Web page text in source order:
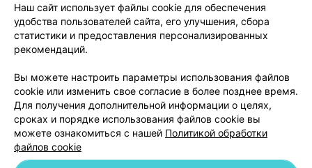
Вакансии
Партнеры
Написать руководителю 103.by
Обработка персональных данных
Наш сайт использует файлы cookie для обеспечения
удобства пользователей сайта, его улучшения, сбора
статистики и предоставления персонализированных
рекомендаций.
Вы можете настроить параметры использования файлов
cookie или изменить свое согласие в более позднее время.
Для получения дополнительной информации о целях,
сроках и порядке использования файлов cookie вы
можете ознакомиться с нашей Политикой обработки
файлов cookie